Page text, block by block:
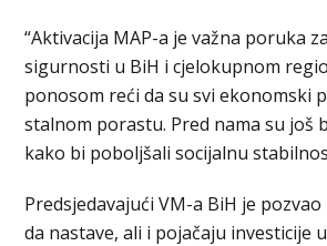
“Aktivacija MAP-a je važna poruka
sigurnosti u BiH i cjelokupnom
ponosom reći da su svi ekonomski
stalnom porastu. Pred nama su još
kako bi poboljšali socijalnu
Predsjedavajući VM-a BiH je
da nastave, ali i pojačaju investicije